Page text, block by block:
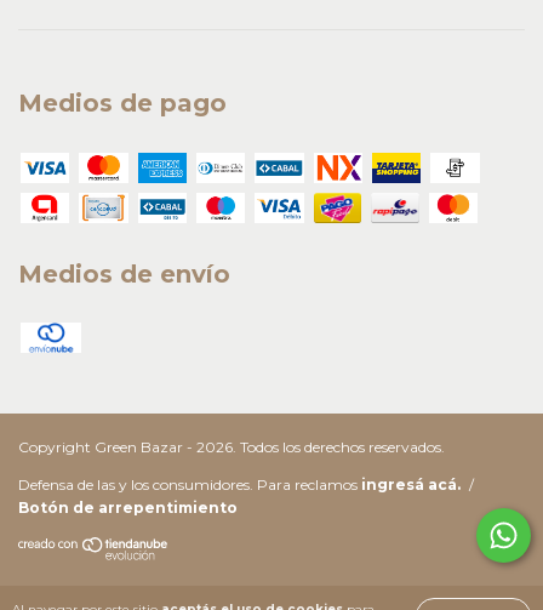
Medios de pago
Medios de envío
Copyright Green Bazar - 2026. Todos los derechos reservados.
Defensa de las y los consumidores. Para reclamos ingresá acá. /
Botón de arrepentimiento